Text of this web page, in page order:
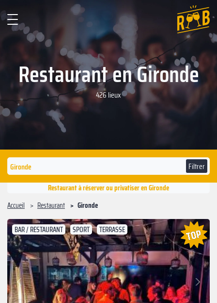
Restaurant en Gironde
426 lieux
Filtrer
Restaurant à réserver ou privatiser en Gironde
Accueil
Restaurant Gironde
BAR / RESTAURANT SPORT TERRASSE
Précédent
Suivant